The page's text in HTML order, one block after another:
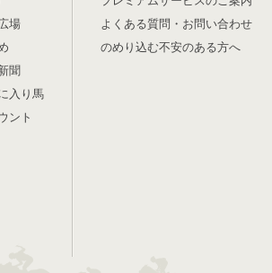
場
聞
入り馬
ント
よくある質問・お問い合わせ
のめり込む不安のある方へ